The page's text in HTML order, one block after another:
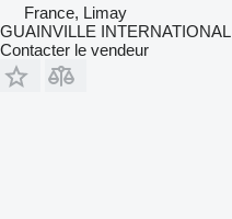
France, Limay
GUAINVILLE INTERNATIONAL
Contacter le vendeur